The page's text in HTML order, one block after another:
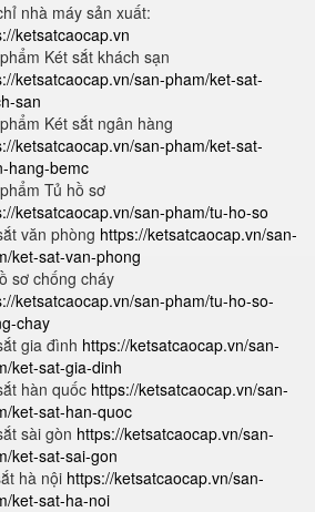
nhà máy sản xuất:
ketsatcaocap.vn
Két sắt khách sạn
ketsatcaocap.vn/san-pham/ket-sat-
san
Két sắt ngân hàng
ketsatcaocap.vn/san-pham/ket-sat-
hang-bemc
Tủ hồ sơ
ketsatcaocap.vn/san-pham/tu-ho-so
văn phòng https://ketsatcaocap.vn/san-
ket-sat-van-phong
sơ chống cháy
ketsatcaocap.vn/san-pham/tu-ho-so-
chay
gia đình https://ketsatcaocap.vn/san-
ket-sat-gia-dinh
hàn quốc https://ketsatcaocap.vn/san-
ket-sat-han-quoc
sài gòn https://ketsatcaocap.vn/san-
ket-sat-sai-gon
hà nội https://ketsatcaocap.vn/san-
ket-sat-ha-noi